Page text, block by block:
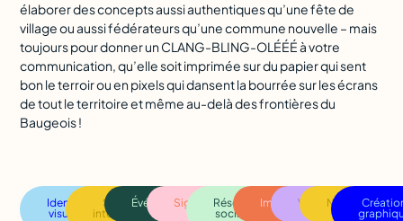
élaborer des concepts aussi authentiques qu’une fête de
village ou aussi fédérateurs qu’une commune nouvelle – mais
toujours pour donner un CLANG-BLING-OLÉÉÉ à votre
communication, qu’elle soit imprimée sur du papier qui sent
bon le terroir ou en pixels qui dansent la bourrée sur les écrans
de tout le territoire et même au-delà des frontières du
Baugeois !
Identité
visuelle
Site
internet
ÉvénementielSignalétique
Réseaux
sociaux
ImpressionVidéoNaming